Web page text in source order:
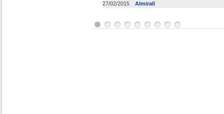
27/02/2015
Almirall